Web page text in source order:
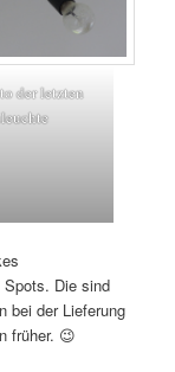
der letzten
Die sind
bei der Lieferung
früher. 😉